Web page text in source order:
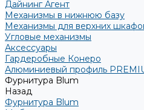
Дайнинг Агент
Механизмы в нижнюю базу
Механизмы для верхних
Угловые механизмы
Аксессуары
Гардеробные Конеро
Алюминиевый профиль
Фурнитура Blum
Назад
Фурнитура Blum